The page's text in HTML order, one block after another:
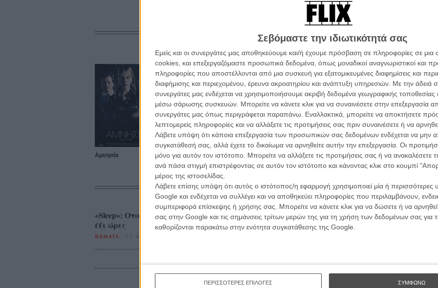
Σεβόμαστε την ιδιωτικότητά σας
Εμείς και οι συνεργάτες μας αποθηκεύουμε και/ή έχουμε πρόσβαση σε πληροφορίες σε
cookies, και επεξεργαζόμαστε προσωπικά δεδομένα, όπως μοναδικοί αναγνωριστικοί και
πληροφορίες που αποστέλλονται από μια συσκευή για εξατομικευμένες διαφημίσεις και
διαφήμισης και περιεχομένου, έρευνα ακροατηρίου και ανάπτυξη υπηρεσιών. Με την άδειά
συνεργάτες μας ενδέχεται να χρησιμοποιήσουμε ακριβή δεδομένα γεωγραφικής τοποθεσίας
μέσω σάρωσης συσκευών. Μπορείτε να κάνετε κλικ για να συναινέσετε στην επεξεργασία
συνεργάτες μας όπως περιγράφεται παραπάνω. Εναλλακτικά, μπορείτε να αποκτήσετε
λεπτομερείς πληροφορίες και να αλλάξετε τις προτιμήσεις σας πριν συναινέσετε ή να
Λάβετε υπόψη ότι κάποια επεξεργασία των προσωπικών σας δεδομένων ενδέχεται να μην
συγκατάθεσή σας, αλλά έχετε το δικαίωμα να αρνηθείτε αυτήν την επεξεργασία. Οι
μόνο για αυτόν τον ιστότοπο. Μπορείτε να αλλάξετε τις προτιμήσεις σας ή να ανακαλέσετε
ανά πάσα στιγμή επιστρέφοντας σε αυτόν τον ιστότοπο και κάνοντας κλικ στο κουμπί
μέρος της ιστοσελίδας.
Λάβετε επίσης υπόψη ότι αυτός ο ιστότοπος/η εφαρμογή χρησιμοποιεί μία ή περισσότερες
Google και ενδέχεται να συλλέγει και να αποθηκεύει πληροφορίες που περιλαμβάνουν,
συμπεριφορά επίσκεψης ή χρήσης σας. Μπορείτε να κάνετε κλικ για να δώσετε ή να
σας στην Google και τις σημάνσεις τρίτων μερών της για τη χρήση των δεδομένων σας
καθορίζονται παρακάτω στην ενότητα συγκατάθεσης της Google.
ΠΕΡΙΣΣΟΤΕΡΕΣ ΕΠΙΛΟΓΕΣ ΣΥΜΦΩΝΩ
ΤΑΙΝΙΕΣ
Αμνησία
ΑΡΘΡΑ
«Sleep»: Οταν ο Αντι Γουόρχολ κινηματογράφησε έναν άντρα να κοιμάται για
έξι ώρες
ΘΕΜΑΤΑ
Βιμ
Η
σε
ένα
Εγγράψου